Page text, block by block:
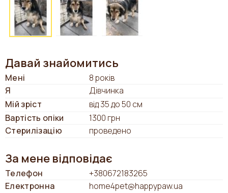
Давай знайомитись
Мені
8 років
Я
Дівчинка
Мій зріст
від 35 до 50 см
Вартість опіки
1300 грн
Стерилізацію
проведено
За мене відповідає
Телефон
+380672183265
Електронна
home4pet@happypaw.ua